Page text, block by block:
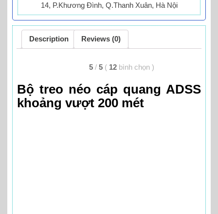
14, P.Khương Đình, Q.Thanh Xuân, Hà Nội
Description Reviews (0)
5 / 5 ( 12 bình chọn )
Bộ treo néo cáp quang ADSS
khoảng vượt 200 mét